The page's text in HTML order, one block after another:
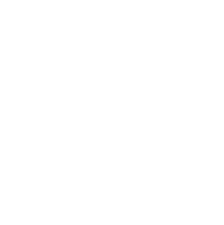
Martyna